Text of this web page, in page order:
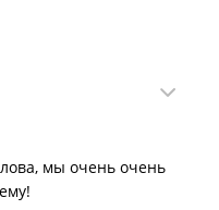
мы очень очень